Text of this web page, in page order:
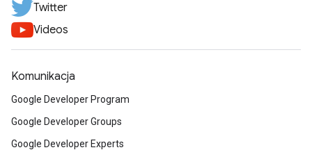
Twitter
Videos
Komunikacja
Google Developer Program
Google Developer Groups
Google Developer Experts